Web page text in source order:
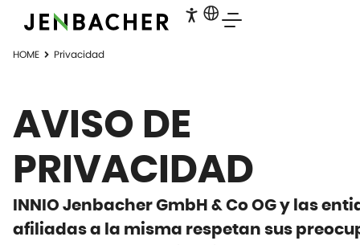
HOME Privacidad
AVISO DE
PRIVACIDAD
INNIO Jenbacher GmbH & Co OG y las
afiliadas a la misma respetan sus